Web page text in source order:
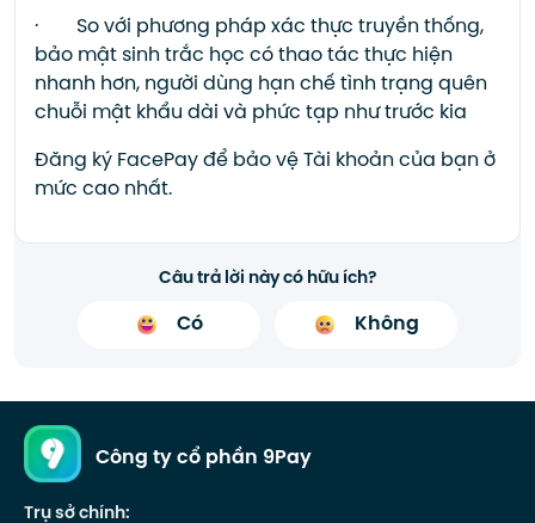
· So với phương pháp xác thực truyền thống,
bảo mật sinh trắc học có thao tác thực hiện
nhanh hơn, người dùng hạn chế tình trạng quên
chuỗi mật khẩu dài và phức tạp như trước kia
Đăng ký FacePay để bảo vệ Tài khoản của bạn ở
mức cao nhất.
Câu trả lời này có hữu ích?
Có Không
Công ty cổ phần 9Pay
Trụ sở chính: